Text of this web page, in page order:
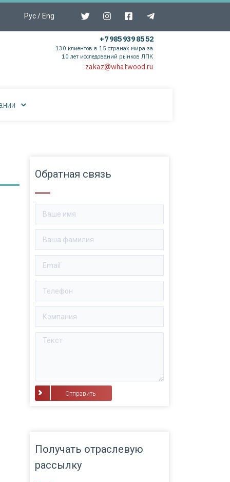
Рус/ Eng
+7 985 939 85 52
130 клиентов в 15 странах мира за
10 лет исследований рынков ЛПК
zakaz@whatwood.ru
Обратная связь
⠀Отправить⠀
Получать отраслевую
рассылку